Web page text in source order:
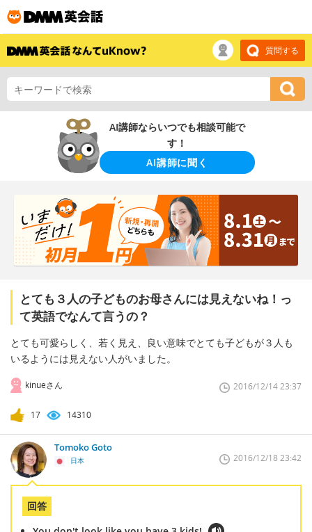
質問する
AI講師ならいつでも相談可能で
す！
AI講師に聞く
とても３人の子どものお母さんには見えないね！っ
て英語でなんて言うの？
とても可愛らしく、若く見え、良い意味でとても子どもが３人も
いるようには見えない人がいました。
kinueさん 2016/12/14 23:37
17 14310
Tomoko Goto
日本 2016/12/18 23:42
回答